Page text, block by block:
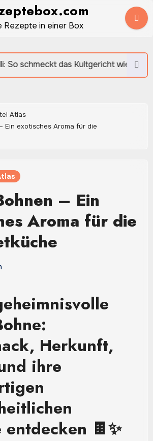
Rezepte in einer Box
Kultgericht wie früher
Atlas
Ein exotisches Aroma für die
– Ein
Aroma für die
Herkunft,
ihre
🍫✨